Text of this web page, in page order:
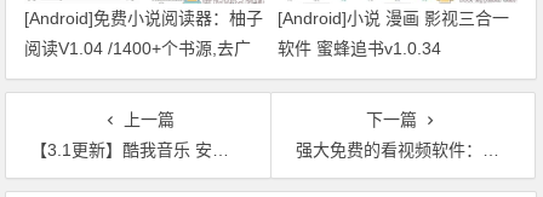
[Android]免费小说阅读器：柚子
阅读V1.04 /1400+个书源,去广
告版
[Android]小说 漫画 影视三合一
软件 蜜蜂追书v1.0.34
上一篇
【3.1更新】酷我音乐 安卓直装VIP版，可下载会员专享歌曲和最高音质
下一篇
强大免费的看视频软件：完美视频大全V1.5.0.6 （安卓/平板/TV各版本）